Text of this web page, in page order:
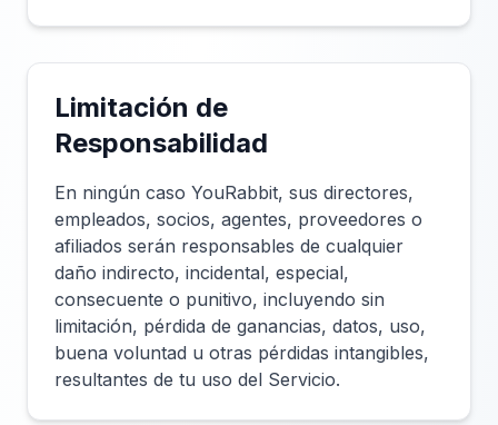
Limitación de
Responsabilidad
En ningún caso YouRabbit, sus directores,
empleados, socios, agentes, proveedores o
afiliados serán responsables de cualquier
daño indirecto, incidental, especial,
consecuente o punitivo, incluyendo sin
limitación, pérdida de ganancias, datos, uso,
buena voluntad u otras pérdidas intangibles,
resultantes de tu uso del Servicio.